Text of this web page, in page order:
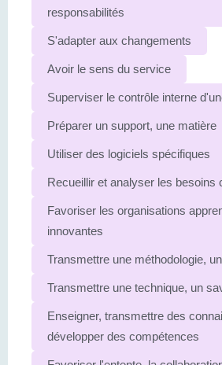
responsabilités
S'adapter aux changements
Avoir le sens du service
Superviser le contrôle interne
Préparer un support, une matière
Utiliser des logiciels spécifiques
Recueillir et analyser les besoins
Favoriser les organisations
innovantes
Transmettre une méthodologie,
Transmettre une technique, un
Enseigner, transmettre des
développer des compétences